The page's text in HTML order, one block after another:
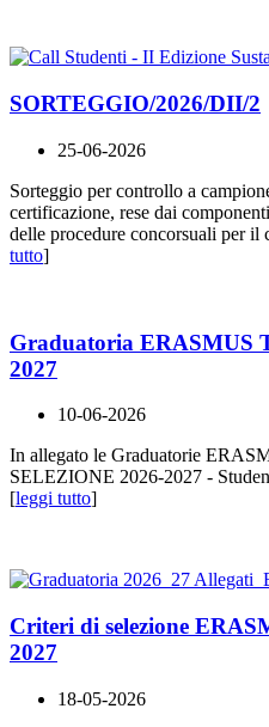
SORTEGGIO/2026/DII/2
25-06-2026
Sorteggio per controllo a
certificazione, rese dai
delle procedure concorsuali per
tutto]
Graduatoria ERASMUS
2027
10-06-2026
In allegato le Graduatorie
SELEZIONE 2026-2027 -
[leggi tutto]
Criteri di selezione
2027
18-05-2026